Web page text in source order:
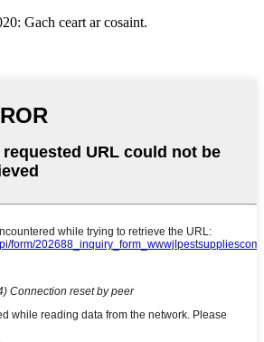
Gach ceart ar cosaint.